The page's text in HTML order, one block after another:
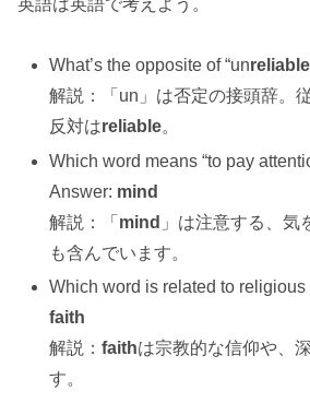
What’s the opposite of “unreliable
解説：「un」は否定の接頭辞。
反対はreliable。
Which word means “to pay
Answer: mind
解説：「 mind 」は注意する、気
も含んでいます。
Which word is related to religious
faith
解説：faithは宗教的な信仰や、
す。